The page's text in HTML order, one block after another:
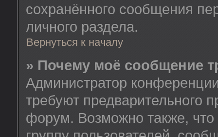
сохранённого сообщения
личного раздела.
Вернуться к началу
» Почему моё сообщение
Администратор
требуют предварительного
форум. Возможно также, что